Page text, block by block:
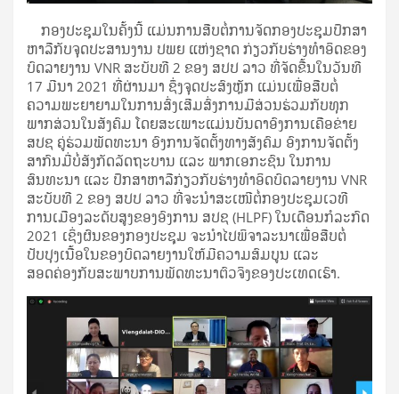
ກອງປະຊຸມໃນຄັ້ງນີ້ ແມ່ນການສືບຕໍ່ການຈັດກອງປະຊຸມປຶກສາ
ຫາລືກັບຈຸດປະສານງານ ປພຍ ແຫ່ງຊາດ ກ່ຽວກັບຮ່າງທໍາອິດຂອງ
ບົດລາຍງານ VNR ສະບັບທີ 2 ຂອງ ສປປ ລາວ ທີ່ຈັດຂື້ນໃນວັນທີ
17 ມີນາ 2021 ທີ່ຜ່ານມາ ຊຶ່ງຈຸດປະສົງຫຼັກ ແມ່ນເພື່ອສືບຕໍ່
ຄວາມພະຍາຍາມໃນການສົ່ງເສີມສົ່ງການມີສ່ວນຮ່ວມກັບທຸກ
ພາກສ່ວນໃນສັງຄົມ ໂດຍສະເພາະແມ່ນບັນດາອົງການເຄືອຂ່າຍ
ສປຊ ຄູ່ຮ່ວມພັດທະນາ ອົງການຈັດຕັ້ງທາງສັງຄົມ ອົງການຈັດຕັ້ງ
ສາກົນມີ່ບໍ່ສັງກັດລັດຖະບານ ແລະ ພາກເອກະຊົນ ໃນການ
ສົນທະນາ ແລະ ປຶກສາຫາລືກ່ຽວກັບຮ່າງທໍາອິດບົດລາຍງານ VNR
ສະບັບທີ 2 ຂອງ ສປປ ລາວ ທີ່ຈະນໍາສະເໜີຕໍ່ກອງປະຊຸມເວທີ
ການເມືອງລະດັບສູງຂອງອົງການ ສປຊ (HLPF) ໃນເດືອນກໍລະກົດ
2021 ເຊິ່ງຜົນຂອງກອງປະຊຸມ ຈະນໍາໄປພິຈາລະນາເພື່ອສືບຕໍ່
ປັບປຸງເນື້ອໃນຂອງບົດລາຍງານໃຫ້ມີຄວາມສົມບູນ ແລະ
ສອດຄ່ອງກັບສະພາບການພັດທະນາຕົວຈິງຂອງປະເທດເຮົາ.